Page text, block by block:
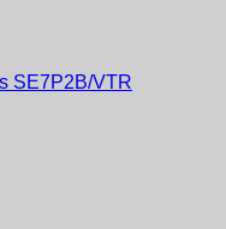
SE7P2B/VTR